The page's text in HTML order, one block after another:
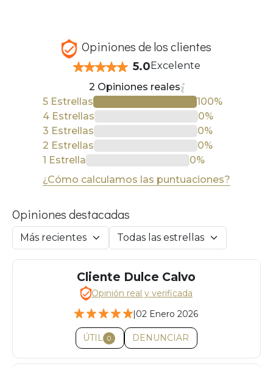
Opiniones de los clientes
5.0 Excelente
2 Opiniones reales
5 Estrellas
100%
4 Estrellas
0%
3 Estrellas
0%
2 Estrellas
0%
1 Estrella
0%
¿Cómo calculamos las puntuaciones?
Opiniones destacadas
Cliente Dulce Calvo
Opinión real y verificada
|02 Enero 2026
ÚTIL 0 DENUNCIAR